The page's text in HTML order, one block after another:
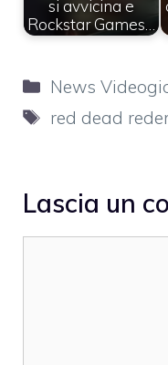
si avvicina e
Rockstar Games…
Categorie
News
Tag
red dead
Lascia un